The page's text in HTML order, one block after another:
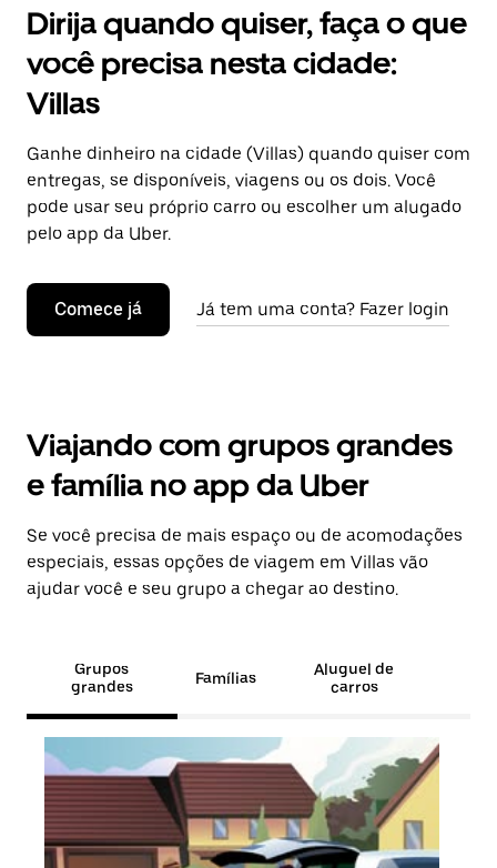
Dirija quando quiser, faça o que
você precisa nesta cidade:
Villas
Ganhe dinheiro na cidade (Villas) quando quiser com
entregas, se disponíveis, viagens ou os dois. Você
pode usar seu próprio carro ou escolher um alugado
pelo app da Uber.
Comece já Já tem uma conta? Fazer login
Viajando com grupos grandes
e família no app da Uber
Se você precisa de mais espaço ou de acomodações
especiais, essas opções de viagem em Villas vão
ajudar você e seu grupo a chegar ao destino.
Grupos
grandes
Famílias
Aluguel de
carros